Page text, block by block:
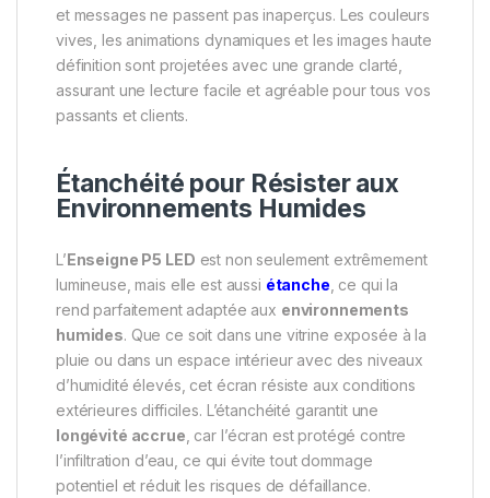
et messages ne passent pas inaperçus. Les couleurs
vives, les animations dynamiques et les images haute
définition sont projetées avec une grande clarté,
assurant une lecture facile et agréable pour tous vos
passants et clients.
Étanchéité pour Résister aux
Environnements Humides
L’Enseigne P5 LED est non seulement extrêmement
lumineuse, mais elle est aussi étanche , ce qui la
rend parfaitement adaptée aux environnements
humides. Que ce soit dans une vitrine exposée à la
pluie ou dans un espace intérieur avec des niveaux
d’humidité élevés, cet écran résiste aux conditions
extérieures difficiles. L’étanchéité garantit une
longévité accrue , car l’écran est protégé contre
l’infiltration d’eau, ce qui évite tout dommage
potentiel et réduit les risques de défaillance.